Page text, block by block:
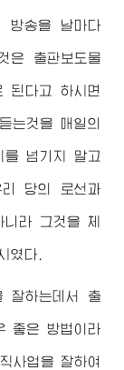
방송을 날마다
은 출판보도물
된다고 하시면
는것을 매일의
넘기지 말고
당의 로선과
라 그것을 체
였다.
잘하는데서 출
좋은 방법이라
사업을 잘하여